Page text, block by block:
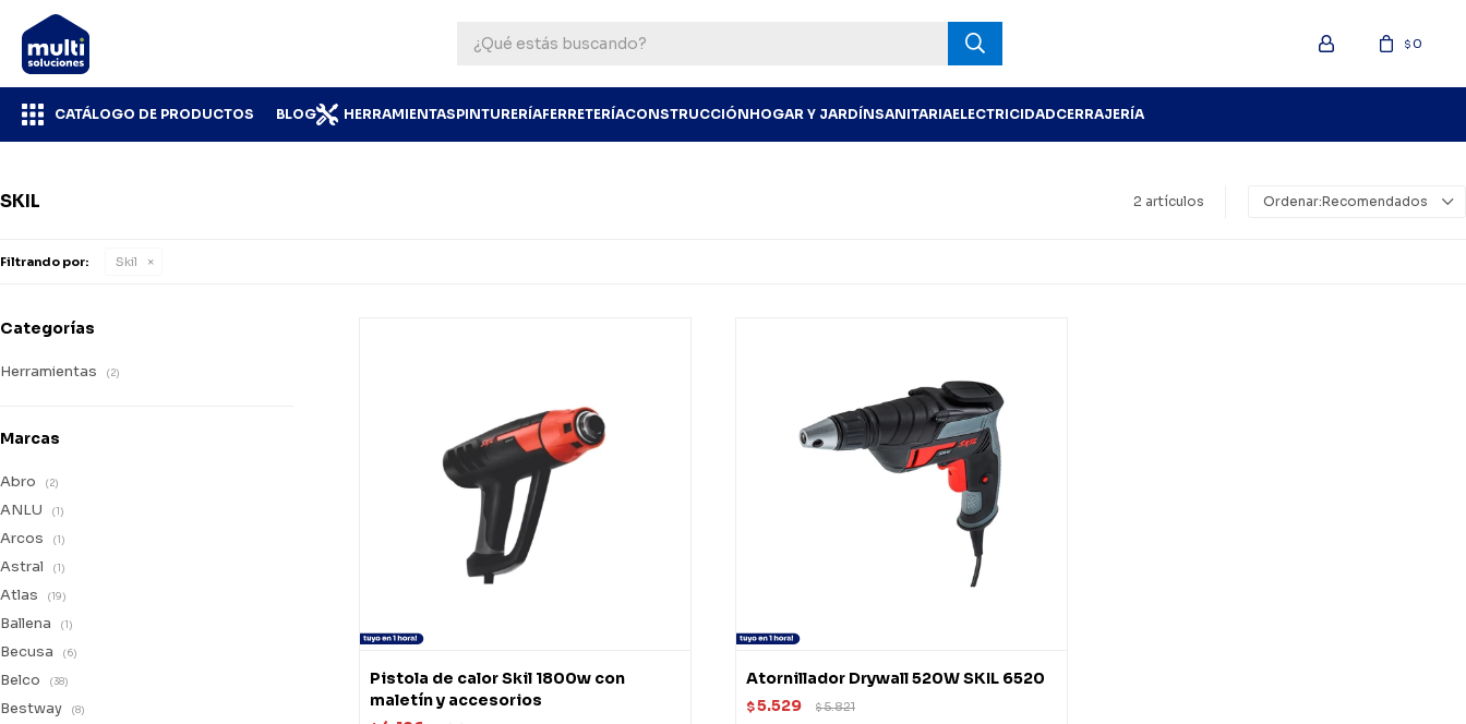
CATÁLOGO DE PRODUCTOS BLOG HERRAMIENTASPINTURERÍAFERRETERÍACONSTRUCCIÓNHOGAR Y JARDÍNSANITARIAELECTRICIDADCERRAJERÍA
$0
SKIL 2 artículos Recomendados
Filtrando por: Skil
Pistola de calor Skil 1800w con
maletín y accesorios
Atornillador Drywall 520W SKIL 6520
$5.529 $5.821
Categorías
Herramientas (2)
Marcas
Abro (2)
ANLU (1)
Arcos (1)
Astral (1)
Atlas (19)
Ballena (1)
Becusa (6)
Belco (38)
Bestway (8)